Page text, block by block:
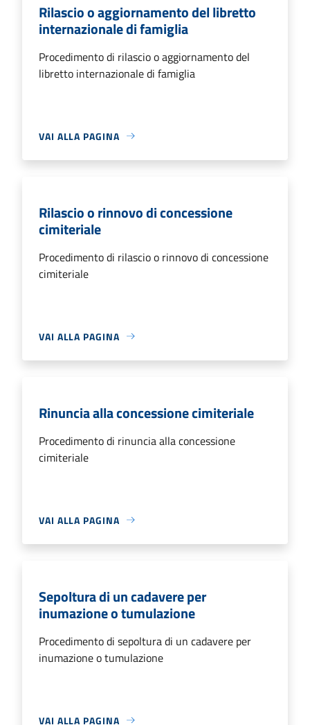
Rilascio o aggiornamento del libretto
internazionale di famiglia
Procedimento di rilascio o aggiornamento del
libretto internazionale di famiglia
VAI ALLA PAGINA
Rilascio o rinnovo di concessione
cimiteriale
Procedimento di rilascio o rinnovo di concessione
cimiteriale
VAI ALLA PAGINA
Rinuncia alla concessione cimiteriale
Procedimento di rinuncia alla concessione
cimiteriale
VAI ALLA PAGINA
Sepoltura di un cadavere per
inumazione o tumulazione
Procedimento di sepoltura di un cadavere per
inumazione o tumulazione
VAI ALLA PAGINA